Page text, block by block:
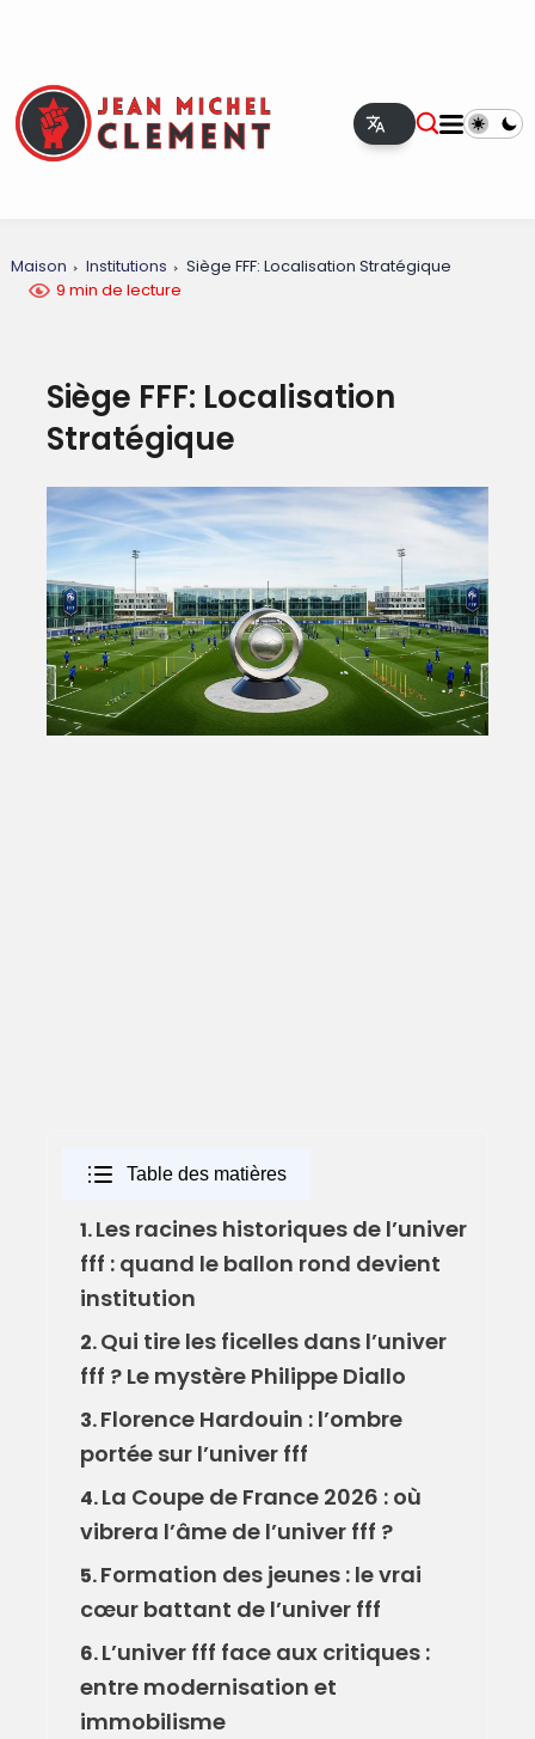
Maison Institutions
Siège FFF: Localisation Stratégique
9 min de lecture
Siège FFF: Localisation
Stratégique
Table des matières
1.Les racines historiques de l’univer
fff : quand le ballon rond devient
institution
2.Qui tire les ficelles dans l’univer
fff ? Le mystère Philippe Diallo
3.Florence Hardouin : l’ombre
portée sur l’univer fff
4.La Coupe de France 2026 : où
vibrera l’âme de l’univer fff ?
5.Formation des jeunes : le vrai
cœur battant de l’univer fff
6.L’univer fff face aux critiques :
entre modernisation et
immobilisme